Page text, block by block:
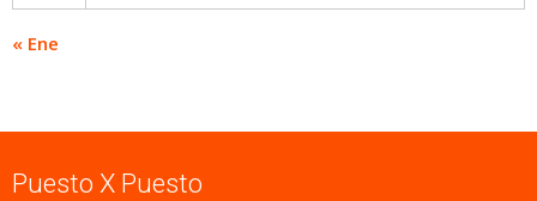
« Ene
Puesto X Puesto